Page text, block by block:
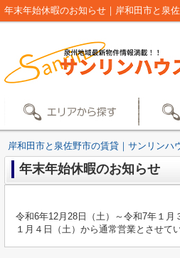
年末年始休暇のお知らせ｜岸和田市と泉
岸和田市と泉佐野市の賃貸｜サンリンハ
年末年始休暇のお知らせ
令和6年12月28日（土）～令和7年１月
１月４日（土）から通常営業とさせて